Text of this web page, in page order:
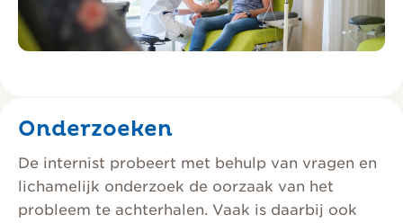
Onderzoeken
De internist probeert met behulp van vragen en
lichamelijk onderzoek de oorzaak van het
probleem te achterhalen. Vaak is daarbij ook